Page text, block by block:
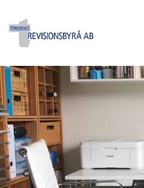
LOGGA IN